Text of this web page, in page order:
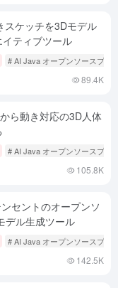
スケッチを3Dモデル
ティブツール
# AI Java オープンソースプロ
89.4K
ら動き対応の3D人体
# AI Java オープンソースプロ
105.8K
セントのオープンソ
デル生成ツール
# AI Java オープンソースプロ
142.5K